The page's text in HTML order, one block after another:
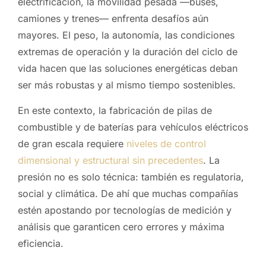
camiones y trenes— enfrenta desafíos aún
mayores. El peso, la autonomía, las condiciones
extremas de operación y la duración del ciclo de
vida hacen que las soluciones energéticas deban
ser más robustas y al mismo tiempo sostenibles.
En este contexto, la fabricación de pilas de
combustible y de baterías para vehículos eléctricos
de gran escala requiere niveles de control
dimensional y estructural sin precedentes. La
presión no es solo técnica: también es regulatoria,
social y climática. De ahí que muchas compañías
estén apostando por tecnologías de medición y
análisis que garanticen cero errores y máxima
eficiencia.